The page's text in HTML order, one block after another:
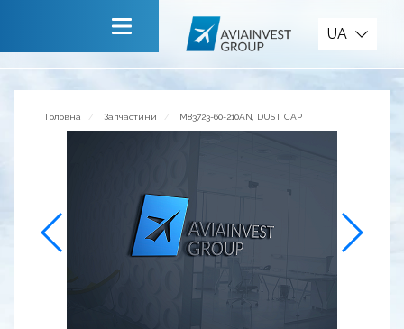
Зворотній зв’язок
UA
Головна Запчастини M83723-60-210AN, DUST CAP